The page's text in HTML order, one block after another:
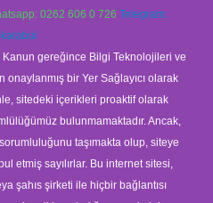
0262 606 0 726 Telegram:
Kanun gereğince Bilgi Teknolojileri ve
onaylanmış bir Yer Sağlayıcı olarak
sitedeki içerikleri proaktif olarak
bulunmamaktadır. Ancak,
taşımakta olup, siteye
etmiş sayılırlar. Bu internet sitesi,
şahıs şirketi ile hiçbir bağlantısı